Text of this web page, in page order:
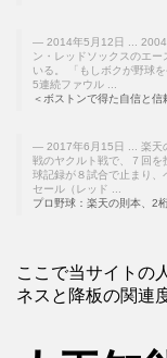
2014年5月12日 ... 2004
ン・レッドソックスのエ
いる。 「もしボクが野球
5連続ファウル ...
＜ボストンで得た自信と
2017年6月15日 ... 楽天
戦のヤクルト戦で、７回
球記録が８試合で止まり、
セール（レッド ...
プロ野球：楽天の則本、2
ここで当サイトの
ネスと降板の関連